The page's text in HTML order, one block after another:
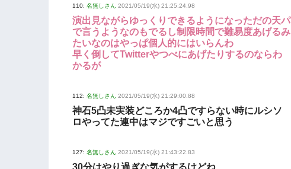
110: 名無しさん 2021/05/19(水) 21:25:24.98
演出見ながらゆっくりできるようになっただの天パ
で言うようなのもでるし制限時間で難易度あげるみ
たいなのはやっぱ個人的にはいらんわ
早く倒してTwitterやつべにあげたりするのならわ
かるが
112: 名無しさん 2021/05/19(水) 21:29:00.88
神石5凸未実装どころか4凸ですらない時にルシソ
ロやってた連中はマジですごいと思う
127: 名無しさん 2021/05/19(水) 21:43:22.83
30分はやり過ぎな気がするけどね